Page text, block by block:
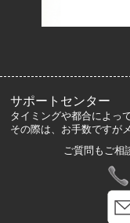
サポートセンター
タイミングや都合によっ
その際は、お手数ですが
ご質問もご相